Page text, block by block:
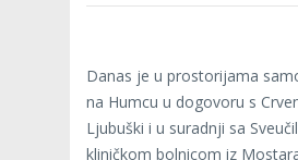
Danas je u prostorijama
na Humcu u dogovoru s
Ljubuški i u suradnji sa
kliničkom bolnicom iz